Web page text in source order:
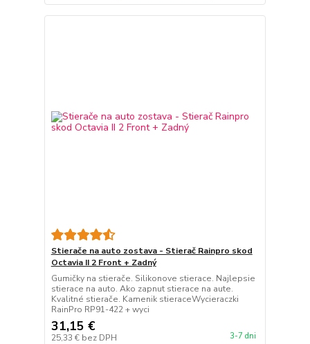
Stierače na auto zostava - Stierač Rainpro skod
Octavia II 2 Front + Zadný
Gumičky na stierače. Silikonove stierace. Najlepsie
stierace na auto. Ako zapnut stierace na aute.
Kvalitné stierače. Kamenik stieraceWycieraczki
RainPro RP91-422 + wyci
31,15 €
25,33 € bez DPH 3-7 dni